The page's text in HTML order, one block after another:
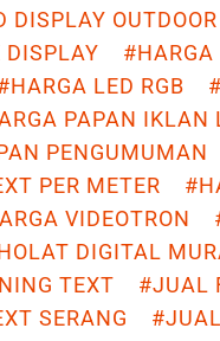
DISPLAY OUTDOOR
DISPLAY
#HARGA
LED RGB
PAPAN IKLAN
PENGUMUMAN
PER METER
VIDEOTRON
DIGITAL
TEXT
#JUAL
SERANG